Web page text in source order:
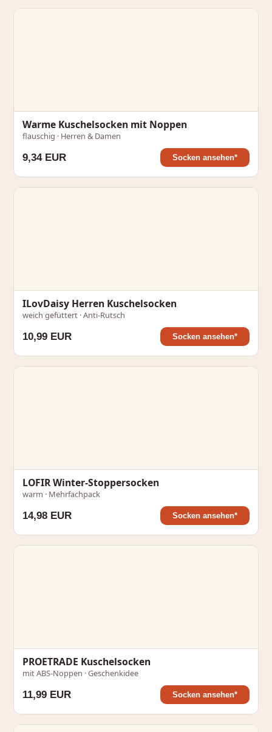
Warme Kuschelsocken mit Noppen
flauschig · Herren & Damen
9,34 EUR Socken ansehen*
ILovDaisy Herren Kuschelsocken
weich gefüttert · Anti-Rutsch
10,99 EUR Socken ansehen*
LOFIR Winter-Stoppersocken
warm · Mehrfachpack
14,98 EUR Socken ansehen*
PROETRADE Kuschelsocken
mit ABS-Noppen · Geschenkidee
11,99 EUR Socken ansehen*